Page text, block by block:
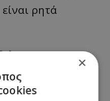
ρητά
οι
οποίες μας
τα όρια
×